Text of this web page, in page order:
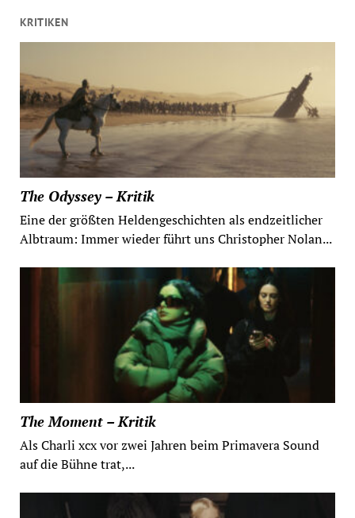
KRITIKEN
The Odyssey – Kritik
Eine der größten Heldengeschichten als endzeitlicher
Albtraum: Immer wieder führt uns Christopher Nolan...
The Moment – Kritik
Als Charli xcx vor zwei Jahren beim Primavera Sound
auf die Bühne trat,...